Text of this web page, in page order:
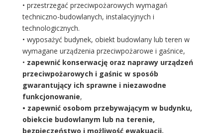
• przestrzegać przeciwpożarowych wymagań
techniczno-budowlanych, instalacyjnych i
technologicznych.
• wyposażyć budynek, obiekt budowlany lub teren w
wymagane urządzenia przeciwpożarowe i gaśnice,
• zapewnić konserwację oraz naprawy urządzeń
przeciwpożarowych i gaśnic w sposób
gwarantujący ich sprawne i niezawodne
funkcjonowanie,
• zapewnić osobom przebywającym w budynku,
obiekcie budowlanym lub na terenie,
bezpieczeństwo i możliwość ewakuacji,